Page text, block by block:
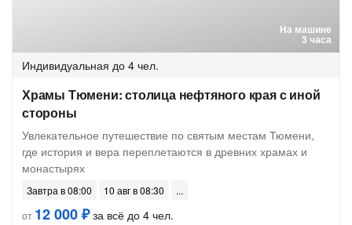
На машине
3 часа
Индивидуальная до 4 чел.
Храмы Тюмени: столица нефтяного края с иной
стороны
Увлекательное путешествие по святым местам Тюмени,
где история и вера переплетаются в древних храмах и
монастырях
Завтра в 08:00
10 авг в 08:30
от 12 000 ₽за всё до 4 чел.